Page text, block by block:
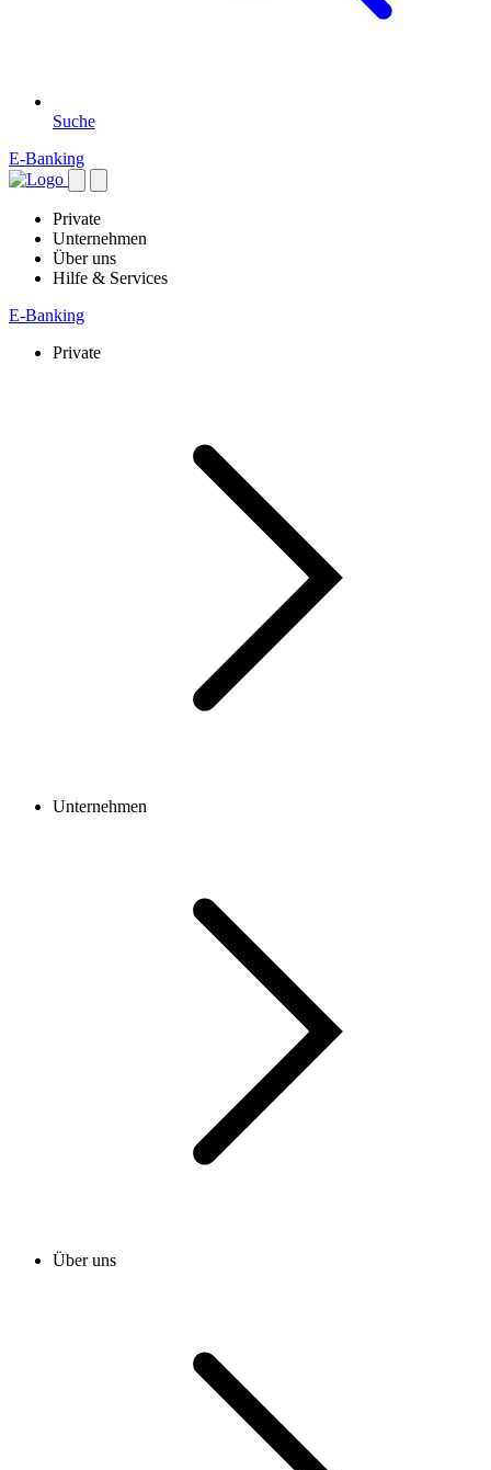
Suche
E-Banking
Private
Unternehmen
Über uns
Hilfe & Services
E-Banking
Private
Unternehmen
Über uns